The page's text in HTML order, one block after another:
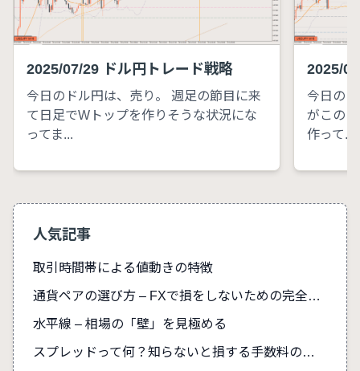
2025/07/29 ドル円トレード戦略
今日のドル円は、売り。 週足の節目に来
て日足でWトップを作りそうな状況にな
ってま...
2025/
今日の
がこの
作って...
人気記事
取引時間帯による値動きの特徴
通貨ペアの選び方 – FXで損をしないための完全ガイド
水平線 – 相場の「壁」を見極める
スプレッドって何？知らないと損する手数料の真実